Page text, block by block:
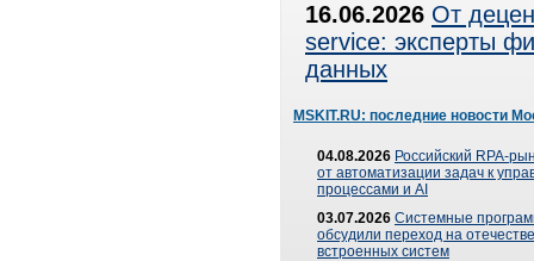
16.06.2026 От
service: эксперты
данных
MSKIT.RU: последние новости
04.08.2026 Российский RPA-
от автоматизации задач к
процессами и AI
03.07.2026 Системные
обсудили переход на
встроенных систем